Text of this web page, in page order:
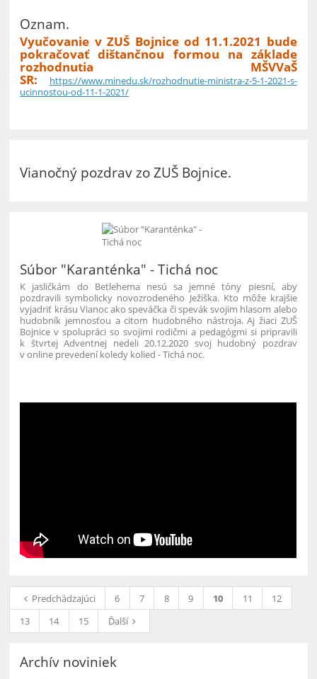
Oznam.
Vyučovanie v ZUŠ Bojnice od 11.1.2021 bude
pokračovať dištančnou formou na základe
rozhodnutia MŠVVaŠ
SR:
https://www.minedu.sk/rozhodnutie-ministra-z-5-1-2021-s-
ucinnostou-od-11-1-2021/
Vianočný pozdrav zo ZUŠ Bojnice.
Súbor "Karanténka" - Tichá noc
K jasličkám do Betlehema nesú sa jemné tóny piesní, aby
pozdravili symbolicky novozrodeného Ježiška. Kto môže krajšie
vyjadriť krásu Vianoc ako speváčka či spevák svojim hlasom alebo
hudobník jemnosťou a citom hudobného nástroja. Aj žiaci ZUŠ
Bojnice v spolupráci so svojimi rodičmi a pedagógmi si pripravili
k štvrtej Adventnej nedeli 20.12.2020 svoj hudobný pozdrav
v online prevedení koledy kolied - Tichá noc.
Predchádzajúci 6 7 8 9 10 11
12
13
14 15 Ďalší
Archív noviniek